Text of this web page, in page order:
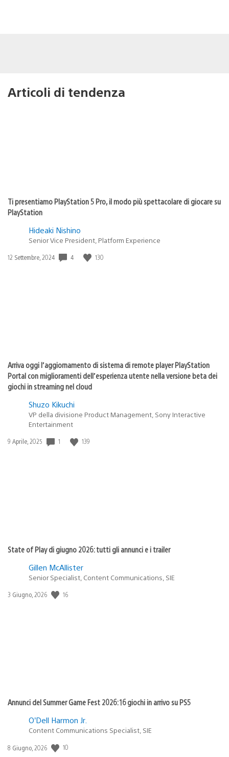
Articoli di tendenza
Ti presentiamo PlayStation 5 Pro, il modo più spettacolare di giocare su
PlayStation
Hideaki Nishino
Senior Vice President, Platform Experience
Data
12 Settembre, 2024 4 130
Arriva oggi l’aggiornamento di sistema di remote player PlayStation
Portal con miglioramenti dell’esperienza utente nella versione beta dei
giochi in streaming nel cloud
Shuzo Kikuchi
VP della divisione Product Management, Sony Interactive
Entertainment
Data
9 Aprile, 2025 1 139
State of Play di giugno 2026: tutti gli annunci e i trailer
Gillen McAllister
Senior Specialist, Content Communications, SIE
Data
3 Giugno, 2026 16
Annunci del Summer Game Fest 2026: 16 giochi in arrivo su PS5
O’Dell Harmon Jr.
Content Communications Specialist, SIE
Data
8 Giugno, 2026 10